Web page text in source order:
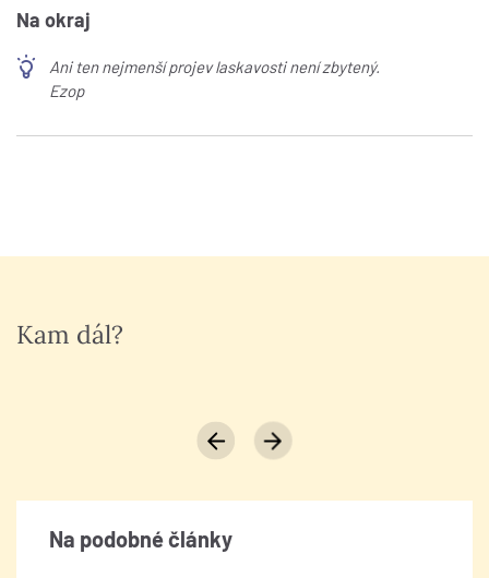
Na okraj
Ani ten nejmenší projev laskavosti není zbytený.
Ezop
Kam dál?
Na podobné články